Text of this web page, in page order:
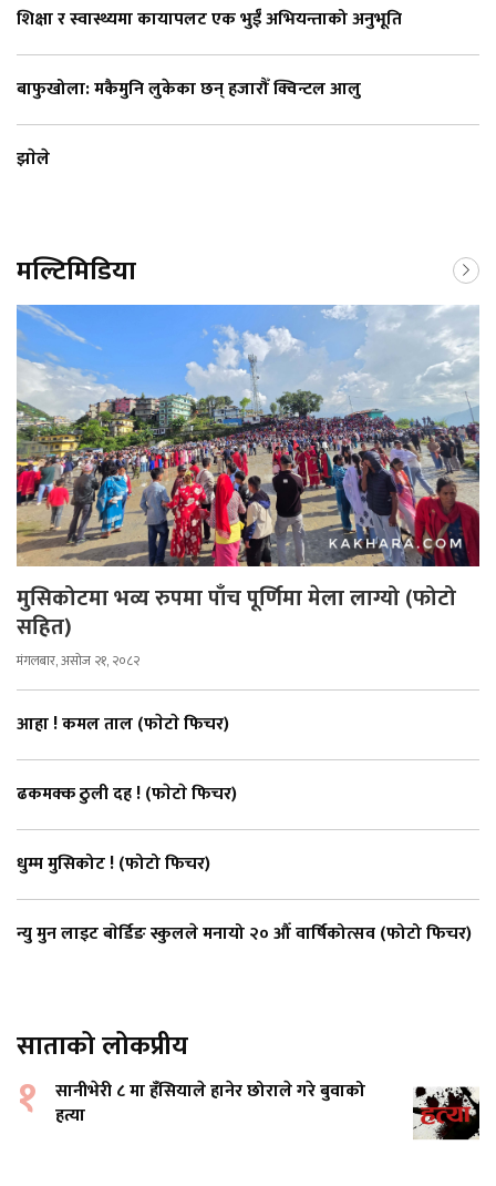
शिक्षा र स्वास्थ्यमा कायापलट एक भुईँ अभियन्ताको अनुभूति
बाफुखोला: मकैमुनि लुकेका छन् हजारौँ क्विन्टल आलु
झाेले
मल्टिमिडिया
मुसिकोटमा भव्य रुपमा पाँच पूर्णिमा मेला लाग्यो (फोटो
सहित)
मंगलबार, असोज २१, २०८२
आहा ! कमल ताल (फाेटाे फिचर)
ढकमक्क ठुली दह ! (फाेटाे फिचर)
धुम्म मुसिकोट ! (फोटो फिचर)
न्यु मुन लाइट बाेर्डिङ स्कुलले मनायो २० औँ वार्षिकोत्सव (फोटो फिचर)
साताको लोकप्रीय
१
सानीभेरी ८ मा हँसियाले हानेर छोराले गरे बुवाको
हत्या